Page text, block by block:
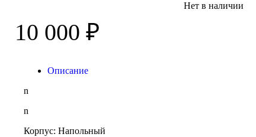
10 000 ₽
Нет в наличии
Описание
n
n
Корпус: Напольный